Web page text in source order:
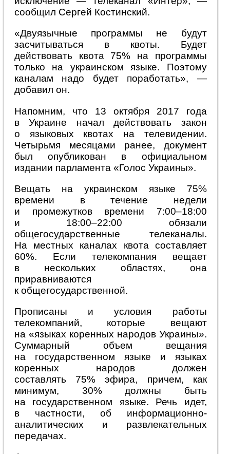
сообщил Сергей Костинский.
«Двуязычные программы не будут
засчитываться в квоты. Будет
действовать квота 75% на программы
только на украинском языке. Поэтому
каналам надо будет поработать», —
добавил он.
Напомним, что 13 октября 2017 года
в Украине начал действовать закон
о языковых квотах на телевидении.
Четырьмя месяцами ранее, документ
был опубликован в официальном
издании парламента «Голос Украины».
Вещать на украинском языке 75%
времени в течение недели
и промежутков времени 7:00–18:00
и 18:00–22:00 обязали
общегосударственные телеканалы.
На местных каналах квота составляет
60%. Если телекомпания вещает
в нескольких областях, она
приравниваются
к общегосударственной.
Прописаны и условия работы
телекомпаний, которые вещают
на «языках коренных народов Украины».
Суммарный объем вещания
на государственном языке и языках
коренных народов должен
составлять 75% эфира, причем, как
минимум, 30% должны быть
на государственном языке. Речь идет,
в частности, об информационно-
аналитических и развлекательных
передачах.